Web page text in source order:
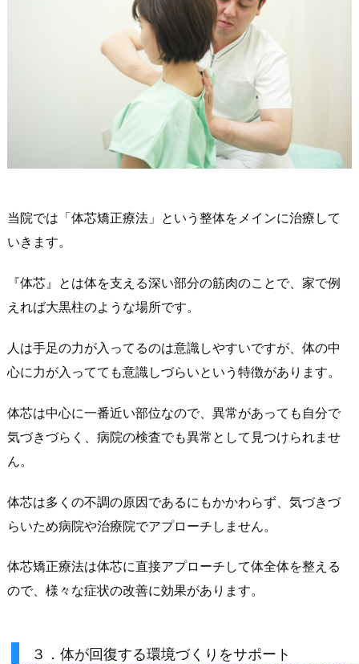
当院では「体芯矯正療法」という整体をメインに治療して
いきます。
『体芯』とは体を支える深い部分の筋肉のことで、家で例
えれば大黒柱のような場所です。
人は手足の力が入ってるのは意識しやすいですが、体の中
心に力が入ってても意識しづらいという特徴があります。
体芯は中心に一番近い部位なので、異常があっても自分で
気づきづらく、病院の検査でも異常として見つけられませ
ん。
体芯は多くの不調の原因であるにもかかわらず、気づきづ
らいため病院や治療院でアプローチしません。
体芯矯正療法は体芯に直接アプローチして体全体を整える
ので、様々な症状の改善に効果があります。
３．体が回復する環境づくりをサポート